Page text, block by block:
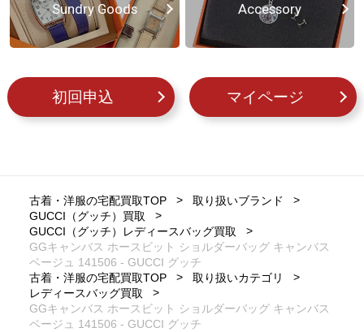
Sundry Goods Accessory
初回申込 マイページ
古着・洋服の宅配買取TOP
取り扱いブランド
GUCCI（グッチ）買取
GUCCI（グッチ）レディースバッグ買取
GGキャンバス ホースビット ショルダーバッグ キャンバス
ベージュ 141506 - GUCCI グッチ
古着・洋服の宅配買取TOP
取り扱いカテゴリ
レディースバッグ買取
GGキャンバス ホースビット ショルダーバッグ キャンバス
ベージュ 141506 - GUCCI グッチ